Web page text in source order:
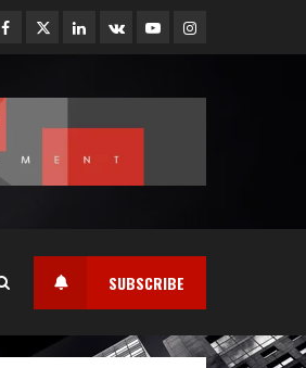
Facebook
TwitterLinkedin
VK YoutubeInstagram
SUBSCRIBE